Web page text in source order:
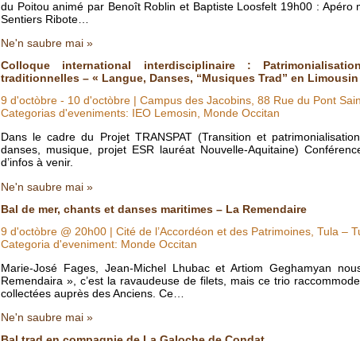
du Poitou animé par Benoît Roblin et Baptiste Loosfelt 19h00 :
Sentiers Ribote…
Ne'n saubre mai »
Colloque international interdisciplinaire :
traditionnelles – « Langue, Danses, “Musiques Trad” en
9 d'octòbre - 10 d'octòbre | Campus des Jacobins, 88 Rue du Pont
Categorias d'eveniments: IEO Lemosin, Monde Occitan
Dans le cadre du Projet TRANSPAT (Transition et
danses, musique, projet ESR lauréat Nouvelle-Aquitaine)
d’infos à venir.
Ne'n saubre mai »
Bal de mer, chants et danses maritimes – La Remendaire
9 d'octòbre @ 20h00 | Cité de l’Accordéon et des Patrimoines, Tula –
Categoria d'eveniment: Monde Occitan
Marie-José Fages, Jean-Michel Lhubac et Artiom Geghamyan
Remendaira », c’est la ravaudeuse de filets, mais ce trio
collectées auprès des Anciens. Ce…
Ne'n saubre mai »